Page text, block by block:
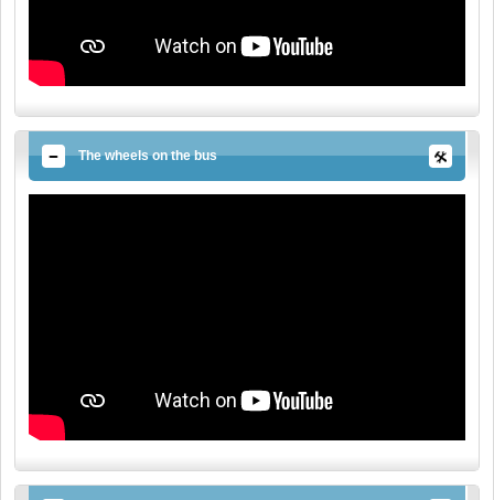
The wheels on the bus